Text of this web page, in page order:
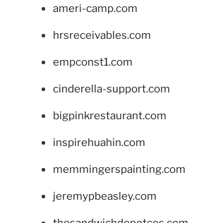
ameri-camp.com
hrsreceivables.com
empconst1.com
cinderella-support.com
bigpinkrestaurant.com
inspirehuahin.com
memmingerspainting.com
jeremypbeasley.com